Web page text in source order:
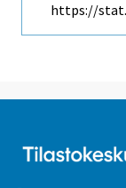
https://